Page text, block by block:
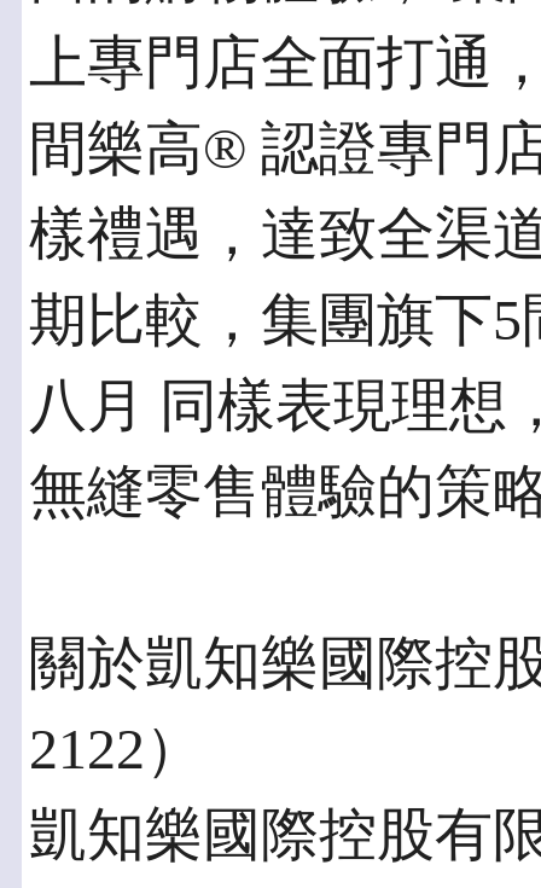
上專門店全面打通
間樂高®️ 認證專門
樣禮遇，達致全渠
期比較，集團旗下
八月 同樣表現理想
無縫零售體驗的策
關於凱知樂國際控
2122）
凱知樂國際控股有